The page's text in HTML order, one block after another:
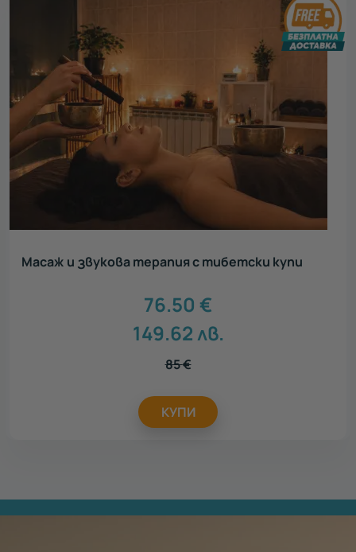
Масаж и звукова терапия с тибетски купи
76.50 €
149.62лв.
85€
КУПИ